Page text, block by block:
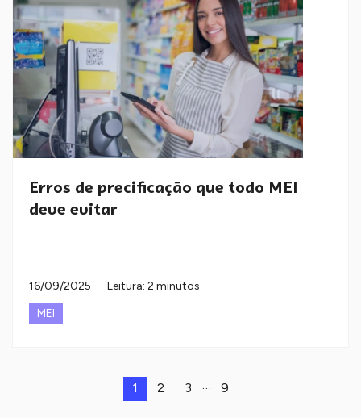
Erros de precificação que todo MEI
deve evitar
16/09/2025
Leitura: 2 minutos
MEI
1 2 3 … 9